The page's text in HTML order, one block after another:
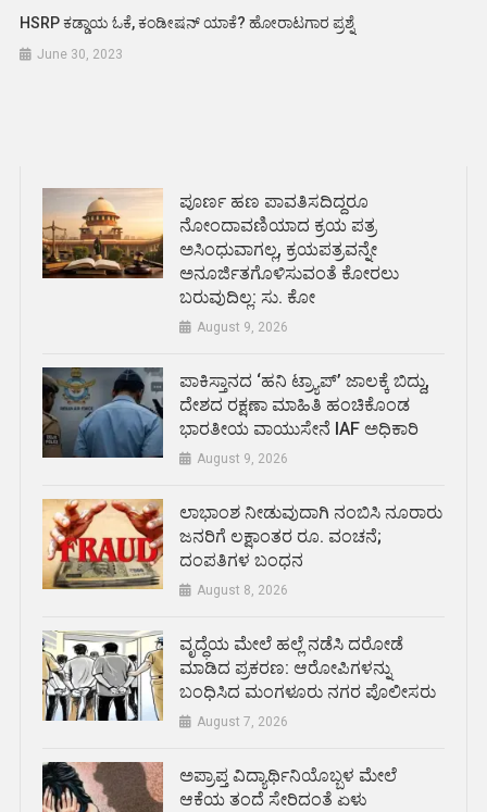
HSRP ಕಡ್ಡಾಯ ಓಕೆ, ಕಂಡೀಷನ್ ಯಾಕೆ? ಹೋರಾಟಗಾರ ಪ್ರಶ್ನೆ
June 30, 2023
ಪೂರ್ಣ ಹಣ ಪಾವತಿಸದಿದ್ದರೂ
ನೋಂದಾವಣಿಯಾದ ಕ್ರಯ ಪತ್ರ
ಅಸಿಂಧುವಾಗಲ್ಲ, ಕ್ರಯಪತ್ರವನ್ನೇ
ಅನೂರ್ಜಿತಗೊಳಿಸುವಂತೆ ಕೋರಲು
ಬರುವುದಿಲ್ಲ: ಸು. ಕೋ
August 9, 2026
ಪಾಕಿಸ್ತಾನದ ‘ಹನಿ ಟ್ರ್ಯಾಪ್’ ಜಾಲಕ್ಕೆ ಬಿದ್ದು,
ದೇಶದ ರಕ್ಷಣಾ ಮಾಹಿತಿ ಹಂಚಿಕೊಂಡ
ಭಾರತೀಯ ವಾಯುಸೇನೆ IAF ಅಧಿಕಾರಿ
August 9, 2026
ಲಾಭಾಂಶ ನೀಡುವುದಾಗಿ ನಂಬಿಸಿ ನೂರಾರು
ಜನರಿಗೆ ಲಕ್ಷಾಂತರ ರೂ. ವಂಚನೆ;
ದಂಪತಿಗಳ ಬಂಧನ
August 8, 2026
ವೃದ್ಧೆಯ ಮೇಲೆ ಹಲ್ಲೆ ನಡೆಸಿ ದರೋಡೆ
ಮಾಡಿದ ಪ್ರಕರಣ: ಆರೋಪಿಗಳನ್ನು
ಬಂಧಿಸಿದ ಮಂಗಳೂರು ನಗರ ಪೊಲೀಸರು
August 7, 2026
ಅಪ್ರಾಪ್ತ ವಿದ್ಯಾರ್ಥಿನಿಯೊಬ್ಬಳ ಮೇಲೆ
ಆಕೆಯ ತಂದೆ ಸೇರಿದಂತೆ ಏಳು